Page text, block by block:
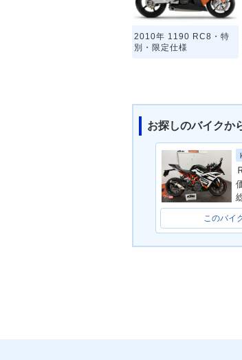
2010年 1190 RC8・特
別・限定仕様
お探しのバイクか
このバイ